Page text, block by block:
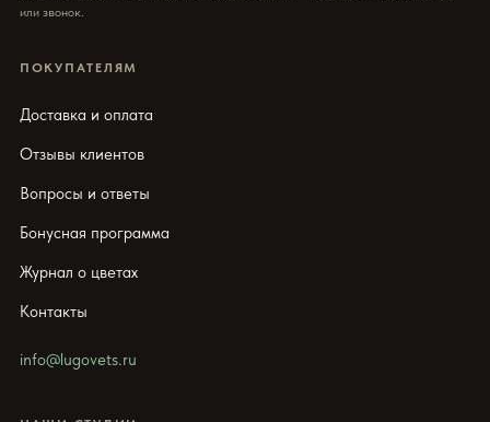
или звонок.
ПОКУПАТЕЛЯМ
Доставка и оплата
Отзывы клиентов
Вопросы и ответы
Бонусная программа
Журнал о цветах
Контакты
info@lugovets.ru